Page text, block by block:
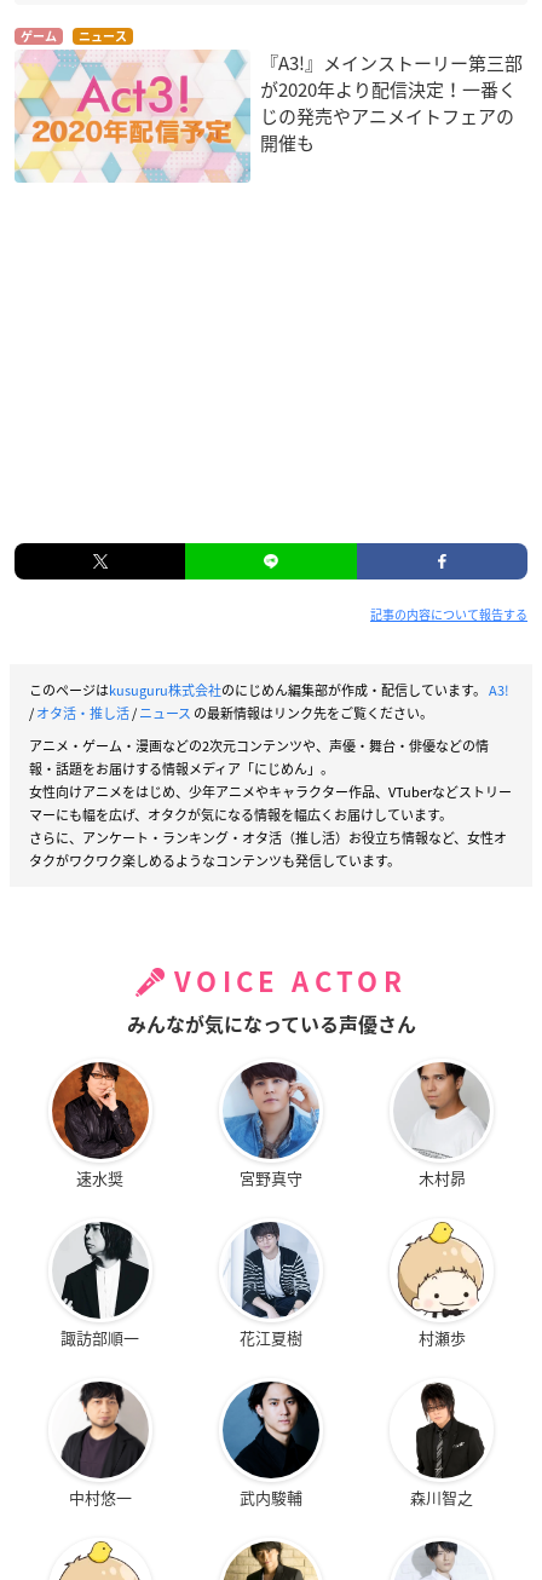
ゲーム ニュース
『A3!』メインストーリー第三部
が2020年より配信決定！一番く
じの発売やアニメイトフェアの
開催も
記事の内容について報告する
このページはkusuguru株式会社のにじめん編集部が作成・配信しています。 A3!
/オタ活・推し活/ニュース の最新情報はリンク先をご覧ください。
アニメ・ゲーム・漫画などの2次元コンテンツや、声優・舞台・俳優などの情
報・話題をお届けする情報メディア「にじめん」。
女性向けアニメをはじめ、少年アニメやキャラクター作品、VTuberなどストリー
マーにも幅を広げ、オタクが気になる情報を幅広くお届けしています。
さらに、アンケート・ランキング・オタ活（推し活）お役立ち情報など、女性オ
タクがワクワク楽しめるようなコンテンツも発信しています。
VOICE ACTOR
みんなが気になっている声優さん
速水奨 宮野真守 木村昴
諏訪部順一 花江夏樹 村瀬歩
中村悠一 武内駿輔 森川智之